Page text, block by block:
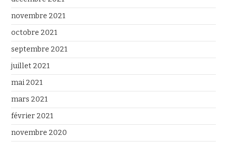
novembre 2021
octobre 2021
septembre 2021
juillet 2021
mai 2021
mars 2021
février 2021
novembre 2020